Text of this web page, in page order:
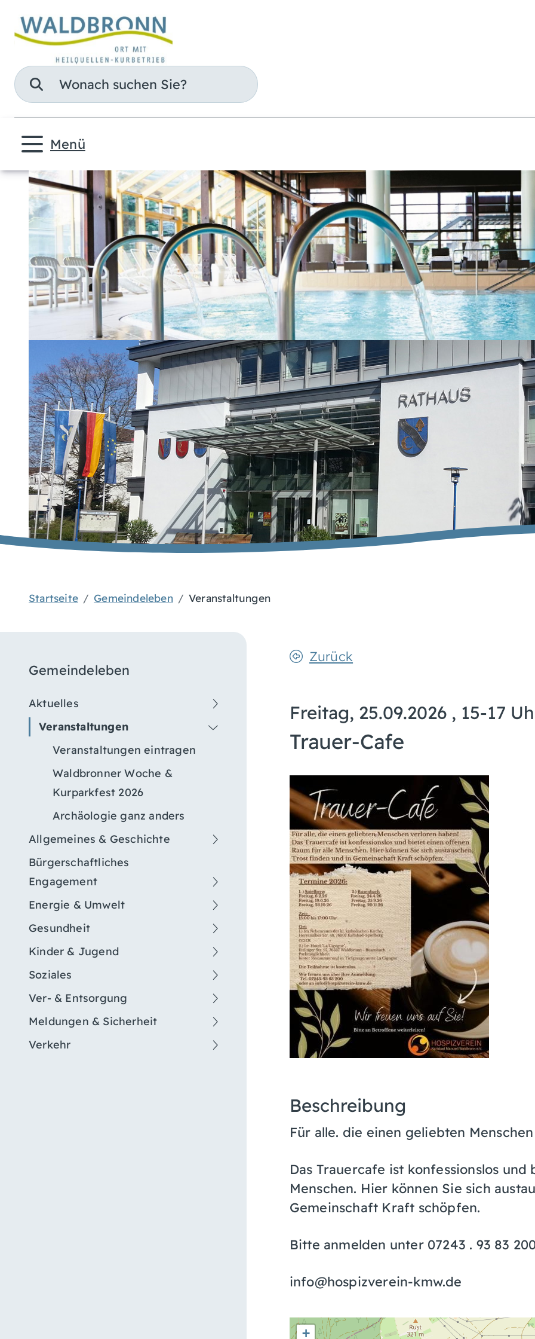
Suche
Menü
Startseite Gemeindeleben Veranstaltungen
Gemeindeleben
Aktuelles
Veranstaltungen
Veranstaltungen eintragen
Waldbronner Woche &
Kurparkfest 2026
Archäologie ganz anders
Allgemeines & Geschichte
Bürgerschaftliches
Engagement
Energie & Umwelt
Gesundheit
Kinder & Jugend
Soziales
Ver- & Entsorgung
Meldungen & Sicherheit
Verkehr
Zurück
Freitag, 25.09.2026, 15-17
Trauer-Cafe
Beschreibung
Für alle. die einen geliebten
Das Trauercafe ist konfessionslos
Menschen. Hier können Sie sich
Gemeinschaft Kraft schöpfen.
Bitte anmelden unter 07243 . 93 83
info@hospizverein-kmw.de
+